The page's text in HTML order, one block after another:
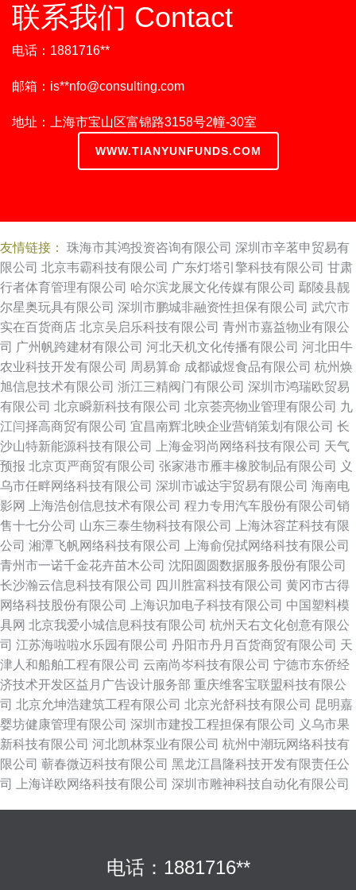
联系我们 Contact
电话：1881716**
邮箱：is**nfo@consulting.com
地址：上海市宝山区富锦路3158号2幢-30室
WWW.TIANYUNFUNDS.COM
友情链接： 珠海市其鸿投资咨询有限公司 深圳市辛茗申贸易有
限公司 北京韦霸科技有限公司 广东灯塔引擎科技有限公司 甘肃
行者体育管理有限公司 哈尔滨龙展文化传媒有限公司 鄢陵县靓
尔星奥玩具有限公司 深圳市鹏城非融资性担保有限公司 武穴市
实在百货商店 北京吴启乐科技有限公司 青州市嘉益物业有限公
司 广州帆跨建材有限公司 河北天机文化传播有限公司 河北田牛
农业科技开发有限公司 周易算命 成都诚煜食品有限公司 杭州焕
旭信息技术有限公司 浙江三精阀门有限公司 深圳市鸿瑞欧贸易
有限公司 北京瞬新科技有限公司 北京荟亮物业管理有限公司 九
江闫择高商贸有限公司 宜昌南辉北映企业营销策划有限公司 长
沙山特新能源科技有限公司
上海金羽尚网络科技有限公司 天气
预报 北京页严商贸有限公司 张家港市雁丰橡胶制品有限公司
义
乌市任畔网络科技有限公司 深圳市诚达宇贸易有限公司 海南电
影网
上海浩创信息技术有限公司 程力专用汽车股份有限公司销
售十七分公司 山东三泰生物科技有限公司
上海沐容芷科技有限
公司 湘潭飞帆网络科技有限公司
上海俞倪拭网络科技有限公司
青州市一诺千金花卉苗木公司 沈阳圆圆数据服务股份有限公司
长沙瀚云信息科技有限公司
四川胜富科技有限公司 黄冈市古得
网络科技股份有限公司
上海识加电子科技有限公司 中国塑料模
具网 北京我爱小城信息科技有限公司 杭州天右文化创意有限公
司 江苏海啦啦水乐园有限公司 丹阳市丹月百货商贸有限公司 天
津人和船舶工程有限公司 云南尚岑科技有限公司 宁德市东侨经
济技术开发区益月广告设计服务部 重庆维客宝联盟科技有限公
司 北京允坤浩建筑工程有限公司 北京光舒科技有限公司 昆明嘉
婴坊健康管理有限公司 深圳市建投工程担保有限公司
义乌市果
新科技有限公司 河北凯林泵业有限公司 杭州中潮玩网络科技有
限公司 蕲春微迈科技有限公司 黑龙江昌隆科技开发有限责任公
司
上海详欧网络科技有限公司 深圳市雕神科技自动化有限公司
电话：1881716**